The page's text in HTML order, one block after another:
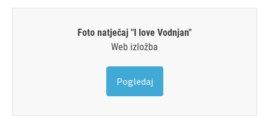
Foto natječaj "I love Vodnjan"
Web izložba
Pogledaj